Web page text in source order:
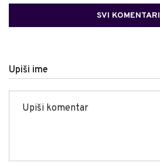
SVI KOMENTARI
Upiši ime